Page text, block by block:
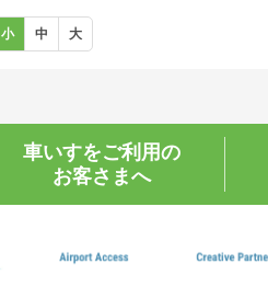
小 中 大
車いすをご利用の
お客さまへ